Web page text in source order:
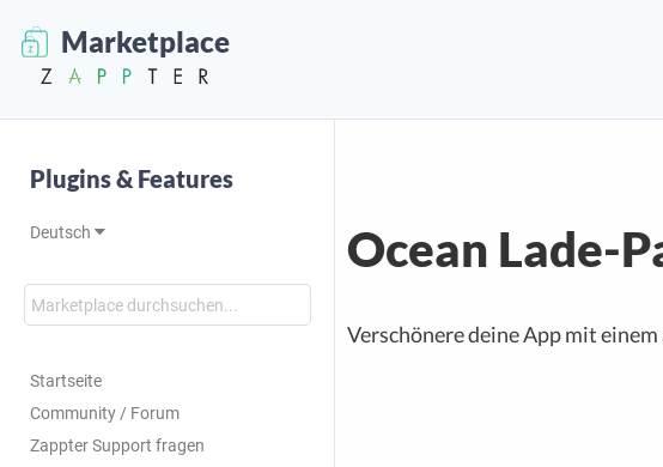
Marketplace
Plugins & Features
Deutsch
Startseite
Community / Forum
Zappter Support fragen
Ocean Lade-
Verschönere deine App mit